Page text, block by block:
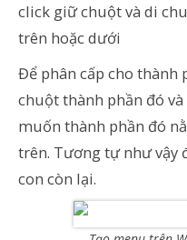
click giữ chuột và di
trên hoặc dưới
Để phân cấp cho thành
chuột thành phần đó
muốn thành phần đó
trên. Tương tự như vậy
con còn lại.